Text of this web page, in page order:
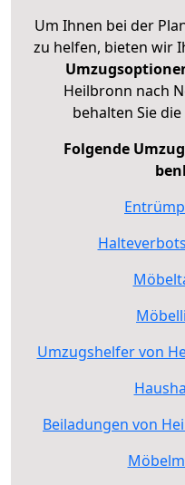
Um Ihnen bei der
zu helfen, bieten wir
Heilbronn nach
behalten Sie
Folgende
Umzugshelfer von
Beiladungen von